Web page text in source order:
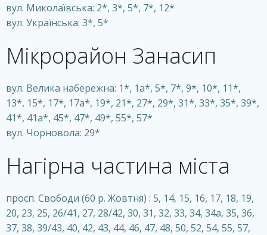
вул. Миколаївська: 2*, 3*, 5*, 7*, 12*
вул. Українська: 3*, 5*
Мікрорайон Занасип
вул. Велика набережна: 1*, 1а*, 5*, 7*, 9*, 10*, 11*,
13*, 15*, 17*, 17а*, 19*, 21*, 27*, 29*, 31*, 33*, 35*, 39*,
41*, 41а*, 45*, 47*, 49*, 55*, 57*
вул. Чорновола: 29*
Нагірна частина міста
просп. Свободи (60 р. Жовтня) : 5, 14, 15, 16, 17, 18, 19,
20, 23, 25, 26/41, 27, 28/42, 30, 31, 32, 33, 34, 34а, 35, 36,
37, 38, 39/43, 40, 42, 43, 44, 46, 47, 48, 50, 52, 54, 55, 57,